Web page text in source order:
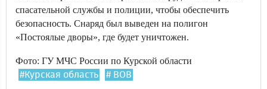
спасательной службы и полиции, чтобы обеспечить
безопасность. Снаряд был выведен на полигон
«Постоялые дворы», где будет уничтожен.
Фото: ГУ МЧС Роccии по Курcкой облаcти
#Курская область # ВОВ